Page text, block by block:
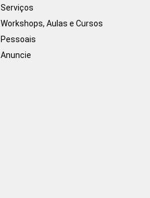
Serviços
Workshops, Aulas e Cursos
Pessoais
Anuncie